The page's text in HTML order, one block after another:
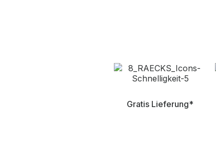
Gratis Lieferung*